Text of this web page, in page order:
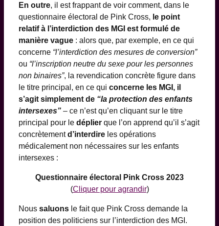
En outre, il est frappant de voir comment, dans le
questionnaire électoral de Pink Cross, le point
relatif à l’interdiction des MGI est formulé de
manière vague : alors que, par exemple, en ce qui
concerne “l’interdiction des mesures de conversion”
ou “l’inscription neutre du sexe pour les personnes
non binaires”, la revendication concrète figure dans
le titre principal, en ce qui concerne les MGI, il
s’agit simplement de “la protection des enfants
intersexes” – ce n’est qu’en cliquant sur le titre
principal pour le déplier que l’on apprend qu’il s’agit
concrètementd’interdire les opérations
médicalement non nécessaires sur les enfants
intersexes :
Questionnaire électoral Pink Cross 2023
(Cliquer pour agrandir)
Nous saluons le fait que Pink Cross demande la
position des politiciens sur l’interdiction des MGI.